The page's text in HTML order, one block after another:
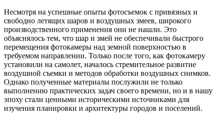
Несмотря на успешные опыты фотосъемок с привязных и
свободно летящих шаров и воздушных змеев, широкого
производственного применения они не нашли. Это
объяснялось тем, что шар и змей не обеспечивали быстрого
перемещения фотокамеры над земной поверхностью в
требуемом направлении. Только после того, как фотокамеру
установили на самолет, началось стремительное развитие
воздушной съемки и методов обработки воздушных снимков.
Однако полученные материалы послужили не только
выполнению практических задач своего времени, но и в нашу
эпоху стали ценными историческими источниками для
изучения планировки и архитектуры городов и поселений.